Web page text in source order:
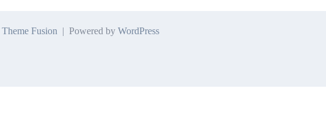
Theme Fusion | Powered by WordPress